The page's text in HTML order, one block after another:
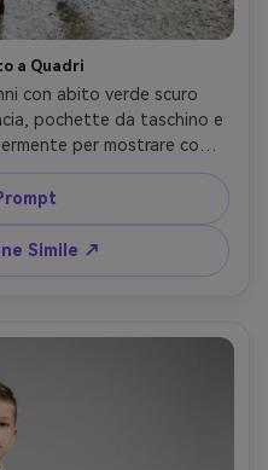
a Quadri
con abito verde scuro
pochette da taschino e
per mostrare come
che crea sul tuo corpo;
cittadino, luce diffusa
inquadratura intera,
fotorealistica --ar 4:5
Simile ↗